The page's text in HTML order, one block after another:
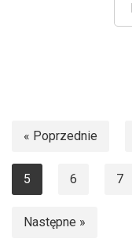
« Poprzednie
5 6 7
Następne »